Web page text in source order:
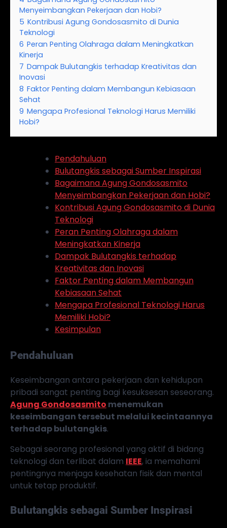
Menyeimbangkan Pekerjaan dan Hobi?
5 Kontribusi Agung Gondosasmito di Dunia
Teknologi
6 Peran Penting Olahraga dalam Meningkatkan
Kinerja
7 Dampak Bulutangkis terhadap Kreativitas dan
Inovasi
8 Faktor Penting dalam Membangun Kebiasaan
Sehat
9 Mengapa Profesional Teknologi Harus Memiliki
Hobi?
Pendahuluan
Bulutangkis sebagai Sumber Inspirasi
Bagaimana Agung Gondosasmito
Menyeimbangkan Pekerjaan dan Hobi?
Kontribusi Agung Gondosasmito di Dunia
Teknologi
Peran Penting Olahraga dalam
Meningkatkan Kinerja
Dampak Bulutangkis terhadap
Kreativitas dan Inovasi
Faktor Penting dalam Membangun
Kebiasaan Sehat
Mengapa Profesional Teknologi Harus
Memiliki Hobi?
Kesimpulan
Pendahuluan
Keseimbangan antara pekerjaan dan kehidupan
pribadi sangat penting bagi kesuksesan seseorang.
Agung Gondosasmito menemukan
keseimbangan tersebut melalui kecintaannya
terhadap bulutangkis.
Sebagai seorang profesional yang aktif di bidang
teknologi dan terlibat dalam IEEE, ia memahami
pentingnya menjaga kesehatan fisik dan mental
untuk tetap produktif.
Bulutangkis sebagai Sumber Inspirasi